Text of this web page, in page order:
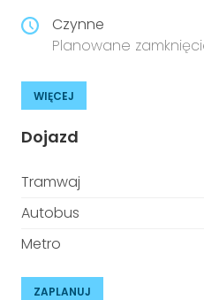
Czynne
Planowane
WIĘCEJ
Dojazd
Tramwaj
Autobus
Metro
ZAPLANUJ